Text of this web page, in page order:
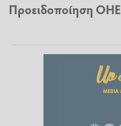
Προειδοποίηση ΟΗΕ